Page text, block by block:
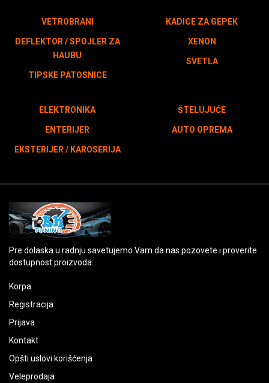
VETROBRANI
DEFLEKTOR / SPOJLER ZA
HAUBU
TIPSKE PATOSNICE
KADICE ZA GEPEK
XENON
SVETLA
ELEKTRONIKA
ENTERIJER
EKSTERIJER / KAROSERIJA
ŠTELUJUĆE
AUTO OPREMA
Pre dolaska u radnju savetujemo Vam da nas pozovete i proverite
dostupnost proizvoda.
Korpa
Registracija
Prijava
Kontakt
Opšti uslovi korišćenja
Veleprodaja